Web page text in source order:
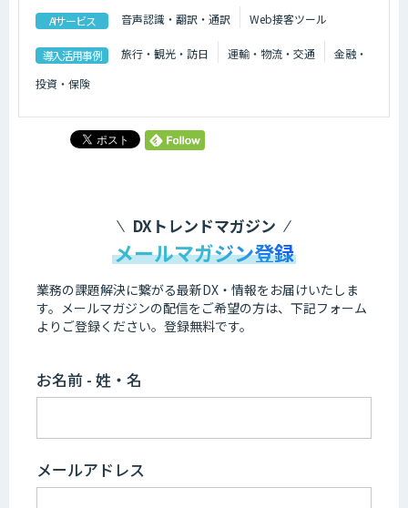
AIサービス 音声認識・翻訳・通訳 Web接客ツール
導入活用事例 旅行・観光・訪日 運輸・物流・交通
金融・
投資・保険
DXトレンドマガジン
メールマガジン登録
業務の課題解決に繋がる最新DX・情報をお届けいたしま
す。 メールマガジンの配信をご希望の方は、下記フォーム
よりご登録ください。登録無料です。
お名前 - 姓・名
メールアドレス